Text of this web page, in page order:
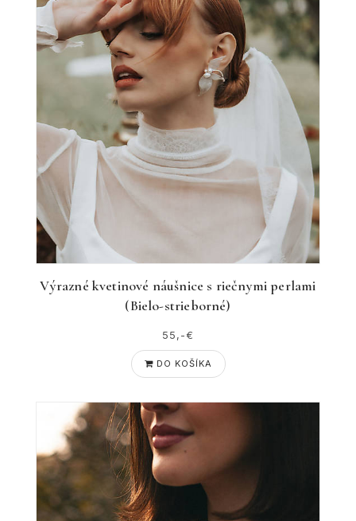
Výrazné kvetinové náušnice s riečnymi perlami
(Bielo-strieborné)
55,-€
DO KOŠÍKA